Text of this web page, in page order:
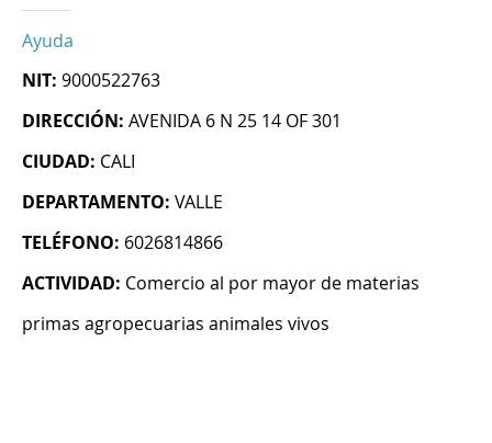
Ayuda
NIT: 9000522763
DIRECCIÓN: AVENIDA 6 N 25 14 OF 301
CIUDAD: CALI
DEPARTAMENTO: VALLE
TELÉFONO: 6026814866
ACTIVIDAD: Comercio al por mayor de materias
primas agropecuarias animales vivos